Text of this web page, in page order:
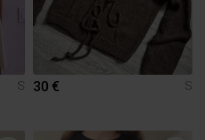
S
30 € S